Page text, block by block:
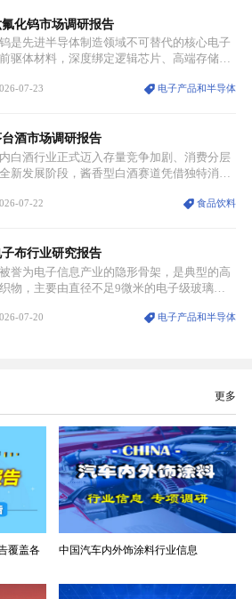
”的战略体系，成为全球科技产业运转的刚
化钨市场调研报告
是先进半导体制造领域不可替代的核心电子
驱体材料，深度绑定逻辑芯片、高端存储芯
）、原子层沉积（ALD）工艺专用前驱体
程。
07-23 电子产品和半导体
酒市场调研报告
白酒行业正式迈入存量竞争加剧、消费分层
新发展阶段，酱香型白酒赛道凭借独特消费
茅台凭借独一无二的核心产区壁垒、刚性产
07-22 食品饮料
布行业研究报告
誉为电子信息产业的隐形骨架，是典型的高
物，主要由直径不足9微米的电子级玻璃纤
过程中不可或缺的核心基材。电子布具备高
07-20 电子产品和半导体
更多
覆盖各
中国汽车内外饰涂料行业信息